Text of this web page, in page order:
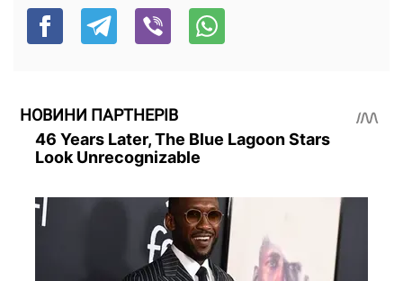
НОВИНИ ПАРТНЕРІВ
46 Years Later, The Blue Lagoon Stars
Look Unrecognizable